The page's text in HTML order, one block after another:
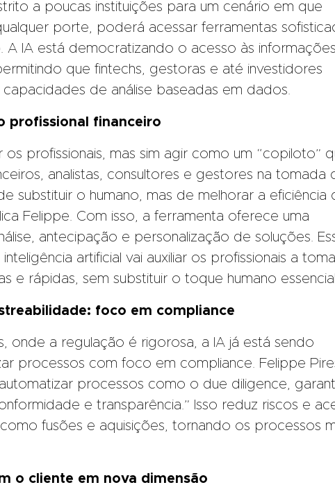
a poucas instituições para um cenário em que
porte, poderá acessar ferramentas
A IA está democratizando o acesso às
que fintechs, gestoras e até investidores
capacidades de análise baseadas em dados.
profissional financeiro
os profissionais, mas sim agir como um “copiloto”
analistas, consultores e gestores na tomada
substituir o humano, mas de melhorar a eficiência
Felippe. Com isso, a ferramenta oferece uma
antecipação e personalização de soluções.
artificial vai auxiliar os profissionais a
e rápidas, sem substituir o toque humano
foco em compliance
onde a regulação é rigorosa, a IA já está sendo
processos com foco em compliance. Felippe
processos como o due diligence,
e transparência.” Isso reduz riscos e
fusões e aquisições, tornando os processos
o cliente em nova dimensão